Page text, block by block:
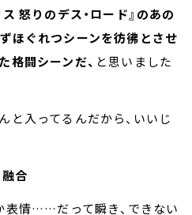
怒りのデス・ロード』のあの
ほぐれつシーンを彷彿とさせ
格闘シーンだ、 と思いました
と入ってるんだから、いいじ
合
表情……だって瞬き、できない